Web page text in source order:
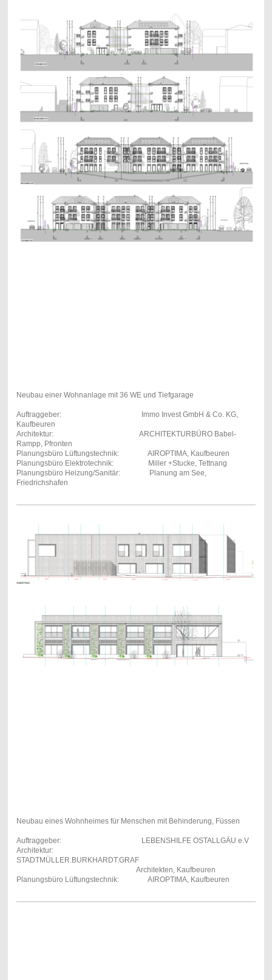
Neubau einer Wohnanlage mit 36 WE und Tiefgarage
Auftraggeber: Immo Invest GmbH & Co. KG,
Kaufbeuren
Architektur: ARCHITEKTURBÜRO Babel-
Rampp, Pfronten
Planungsbüro Lüftungstechnik: AIROPTIMA, Kaufbeuren
Planungsbüro Elektrotechnik: Miller +Stucke, Tettnang
Planungsbüro Heizung/Sanitär: Planung am See,
Friedrichshafen
Neubau eines Wohnheimes für Menschen mit Behinderung, Füssen
Auftraggeber: LEBENSHILFE OSTALLGÄU e.V
Architektur:
STADTMÜLLER.BURKHARDT.GRAF
Architekten, Kaufbeuren
Planungsbüro Lüftungstechnik: AIROPTIMA, Kaufbeuren